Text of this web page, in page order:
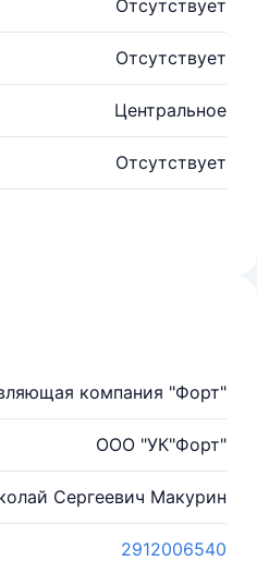
Отсутствует
Отсутствует
Центральное
Отсутствует
компания "Форт"
ООО "УК"Форт"
Сергеевич Макурин
2912006540